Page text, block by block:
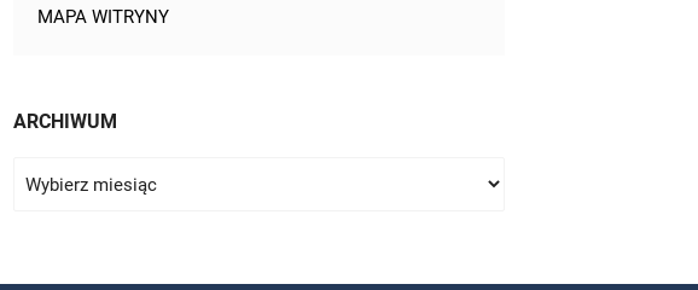
MAPA WITRYNY
ARCHIWUM